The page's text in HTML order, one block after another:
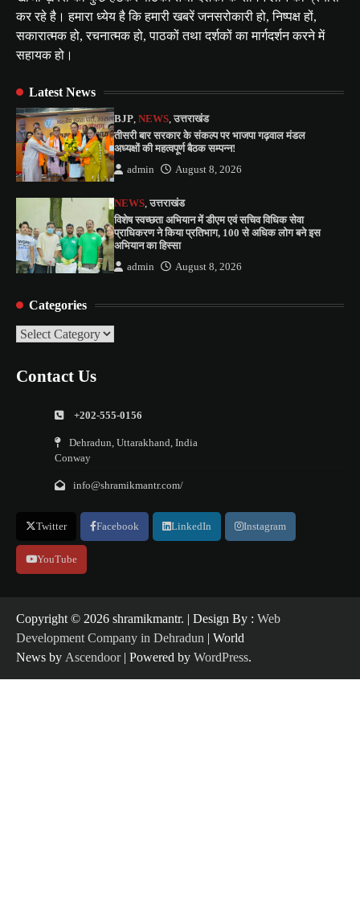
कर रहे है। हमारा ध्येय है कि हमारी खबरें जनसरोकारी हो, निष्पक्ष हों,
सकारात्मक हो, रचनात्मक हो, पाठकों तथा दर्शकों का मार्गदर्शन करने में
सहायक हो।
Latest News
BJP,NEWS,उत्तराखंड
तीसरी बार सरकार के संकल्प पर भाजपा गढ़वाल मंडल
अध्यक्षों की महत्वपूर्ण बैठक सम्पन्न!
admin August 8, 2026
NEWS,उत्तराखंड
विशेष स्वच्छता अभियान में डीएम एवं सचिव विधिक सेवा
प्राधिकरण ने किया प्रतिभाग, 100 से अधिक लोग बने इस
अभियान का हिस्सा
admin August 8, 2026
Categories
Categories
Contact Us
+202-555-0156
Dehradun, Uttarakhand, India
Conway
info@shramikmantr.com/
Twitter Facebook LinkedIn Instagram
YouTube
Copyright ©️ 2026 shramikmantr. | Design By : Web
Development Company in Dehradun | World
News by Ascendoor| Powered by WordPress.